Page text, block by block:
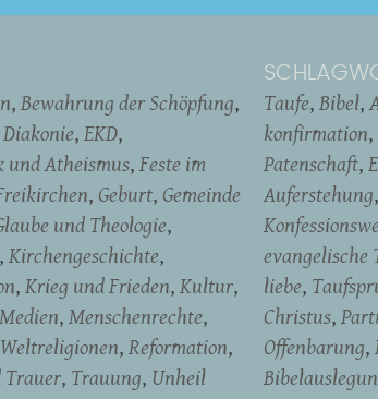
Bewahrung der Schöpfung
Diakonie EKD
und Atheismus Feste im
Geburt Gemeinde
und Theologie
Kirchengeschichte
Krieg und Frieden Kultur
Medien Menschenrechte
Reformation
Trauer Trauung Unheil
Taufe Bibel
konfirmation
Patenschaft
Auferstehung
evangelische
liebe
Christus
Offenbarung